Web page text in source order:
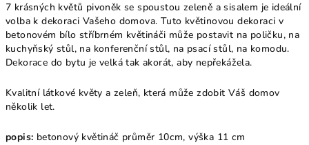
7 krásných květů pivoněk se spoustou zeleně a sisalem je ideální
volba k dekoraci Vašeho domova. Tuto květinovou dekoraci v
betonovém bílo stříbrném květináči může postavit na poličku, na
kuchyňský stůl, na konferenční stůl, na psací stůl, na komodu.
Dekorace do bytu je velká tak akorát, aby nepřekážela.
Kvalitní látkové květy a zeleň, která může zdobit Váš domov
několik let.
popis: betonový květináč průměr 10cm, výška 11 cm